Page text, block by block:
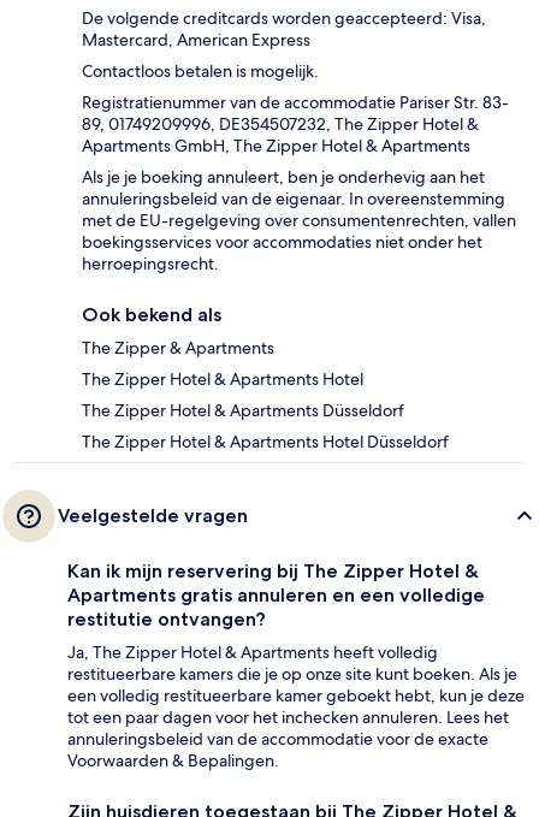
De volgende creditcards worden geaccepteerd: Visa,
Mastercard, American Express
Contactloos betalen is mogelijk.
Registratienummer van de accommodatie Pariser Str. 83-
89, 01749209996, DE354507232, The Zipper Hotel &
Apartments GmbH, The Zipper Hotel & Apartments
Als je je boeking annuleert, ben je onderhevig aan het
annuleringsbeleid van de eigenaar. In overeenstemming
met de EU-regelgeving over consumentenrechten, vallen
boekingsservices voor accommodaties niet onder het
herroepingsrecht.
Ook bekend als
The Zipper & Apartments
The Zipper Hotel & Apartments Hotel
The Zipper Hotel & Apartments Düsseldorf
The Zipper Hotel & Apartments Hotel Düsseldorf
Veelgestelde vragen
Kan ik mijn reservering bij The Zipper Hotel &
Apartments gratis annuleren en een volledige
restitutie ontvangen?
Ja, The Zipper Hotel & Apartments heeft volledig
restitueerbare kamers die je op onze site kunt boeken. Als je
een volledig restitueerbare kamer geboekt hebt, kun je deze
tot een paar dagen voor het inchecken annuleren. Lees het
annuleringsbeleid van de accommodatie voor de exacte
Voorwaarden & Bepalingen.
Zijn huisdieren toegestaan bij The Zipper Hotel &